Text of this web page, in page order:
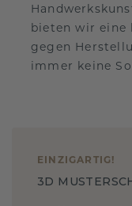
bieten wir eine
gegen
immer keine
EINZIGARTIG !
3D